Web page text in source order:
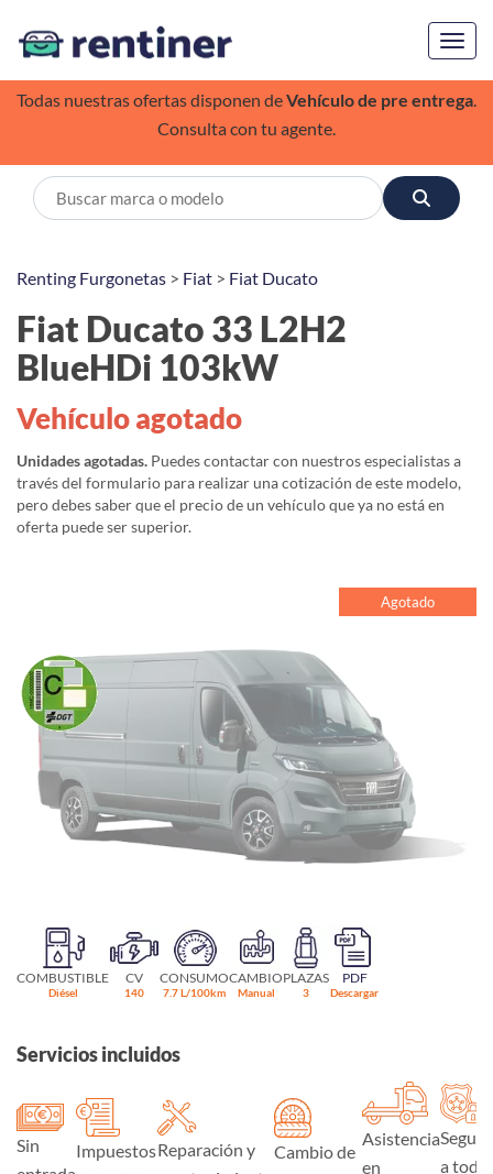
Todas nuestras ofertas disponen deVehículo de pre entrega.
Consulta con tu agente.
Renting Furgonetas > Fiat > Fiat Ducato
Fiat Ducato 33 L2H2
BlueHDi 103kW
Vehículo agotado
Unidades agotadas. Puedes contactar con nuestros especialistas a
través del formulario para realizar una cotización de este modelo,
pero debes saber que el precio de un vehículo que ya no está en
oferta puede ser superior.
Agotado
COMBUSTIBLE
Diésel
CV
140
CONSUMO
7.7 L/100km
CAMBIO
Manual
PLAZAS
3
PDF
Descargar
Servicios incluidos
Sin
ImpuestosReparación y
Cambio de
Asistencia
en
Seguro
a todo